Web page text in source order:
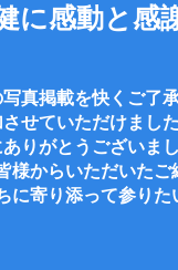
に感動と感
真掲載を快くご了
せていただけまし
りがとうございまし
様からいただいたご
に寄り添って参りた